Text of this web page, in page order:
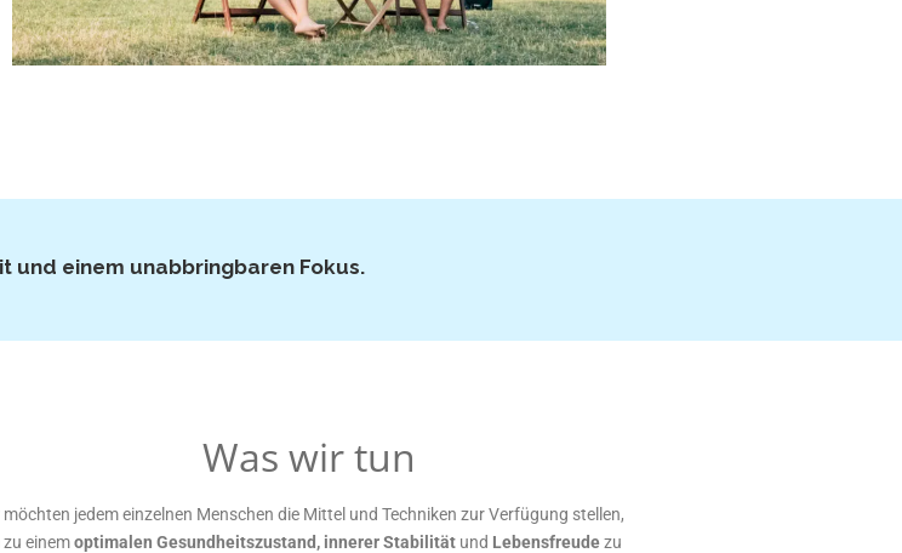
und einem unabbringbaren Fokus.
Was wir tun
möchten jedem einzelnen Menschen die Mittel und Techniken zur Verfügung stellen,
zu einemoptimalen Gesundheitszustand, innerer Stabilität und Lebensfreudezu